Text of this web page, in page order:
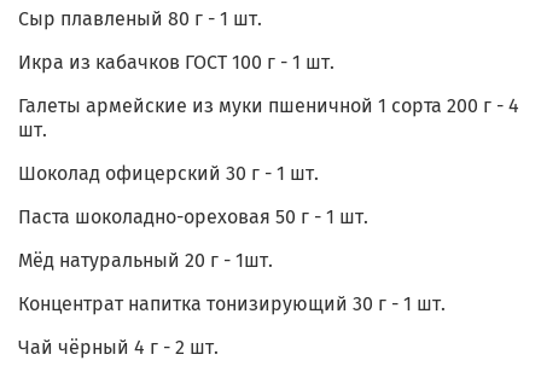
Сыр плавленый 80 г - 1 шт.
Икра из кабачков ГОСТ 100 г - 1 шт.
Галеты армейские из муки пшеничной 1 сорта 200 г - 4
шт.
Шоколад офицерский 30 г - 1 шт.
Паста шоколадно-ореховая 50 г - 1 шт.
Мёд натуральный 20 г - 1шт.
Концентрат напитка тонизирующий 30 г - 1 шт.
Чай чёрный 4 г - 2 шт.